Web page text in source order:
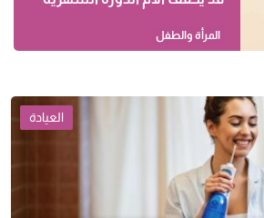
المرأة والطفل
العيادة